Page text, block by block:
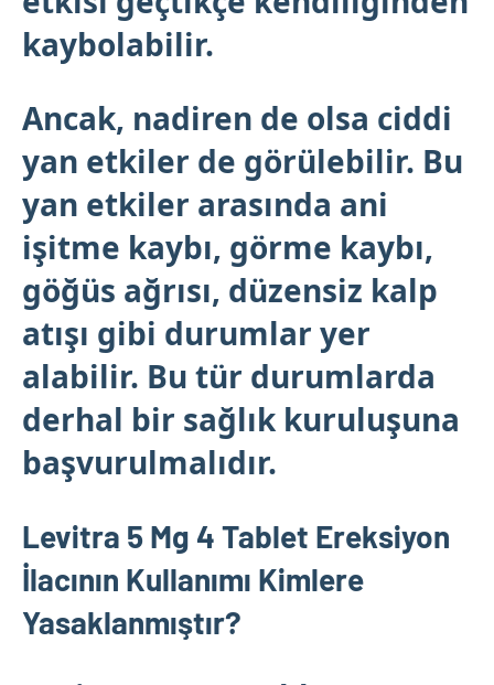
kaybolabilir.
Ancak, nadiren de olsa ciddi
yan etkiler de görülebilir. Bu
yan etkiler arasında ani
işitme kaybı, görme kaybı,
göğüs ağrısı, düzensiz kalp
atışı gibi durumlar yer
alabilir. Bu tür durumlarda
derhal bir sağlık kuruluşuna
başvurulmalıdır.
Levitra 5 Mg 4 Tablet Ereksiyon
İlacının Kullanımı Kimlere
Yasaklanmıştır?